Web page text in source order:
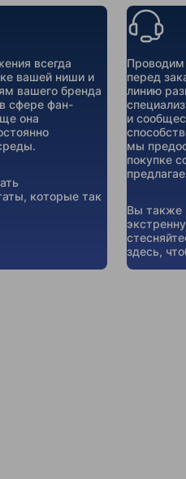
всегда
вашей ниши и
вашего бренда
сфере фан-
она
которые так
Проводим
перед
линию
и
мы
покупке
Вы также
здесь,